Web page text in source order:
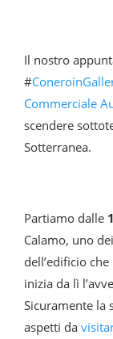
Il nostro
#
Commerciale
scendere
Sotterranea.
Partiamo dalle
Calamo, uno
dell’edificio
inizia da lì
Sicuramente la
aspetti da